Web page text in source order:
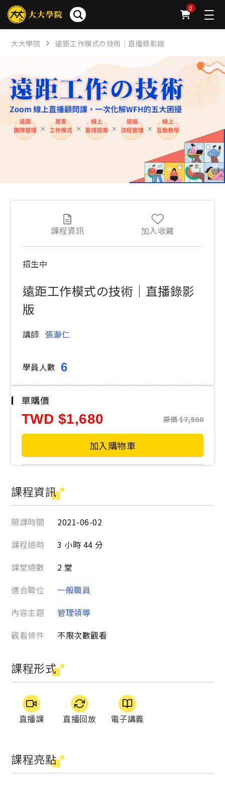
0
簡介 章節 問卷 FAQ
大大學院 遠距工作模式の技術｜直播錄影版
招生中
遠距工作模式の技術｜直播錄影
版
講師 張瀞仁
學員人數 6
課程資訊 加入收藏
單購價
TWD 1,680 原價 7,500
加入購物車
課程資訊
開課時間
2021-06-02
課程總時
3 小時 44 分
課堂總數
2 堂
適合職位
一般職員
內容主題
管理領導
觀看條件
不限次數觀看
課程形式
直播課 直播回放 電子講義
課程亮點